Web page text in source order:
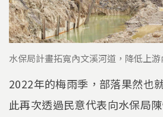
水保局計畫拓寬內文溪河道，降低上
2022年的梅雨季，部落果然也
此再次透過民意代表向水保局